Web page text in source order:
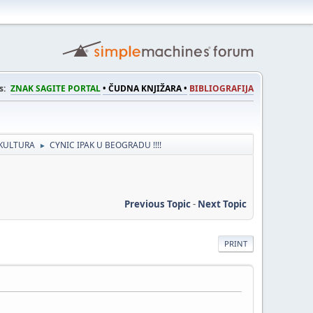
ZNAK SAGITE PORTAL• ČUDNA KNJIŽARA • BIBLIOGRAFIJA
► CYNIC IPAK U BEOGRADU !!!!
Previous Topic- Next Topic
PRINT